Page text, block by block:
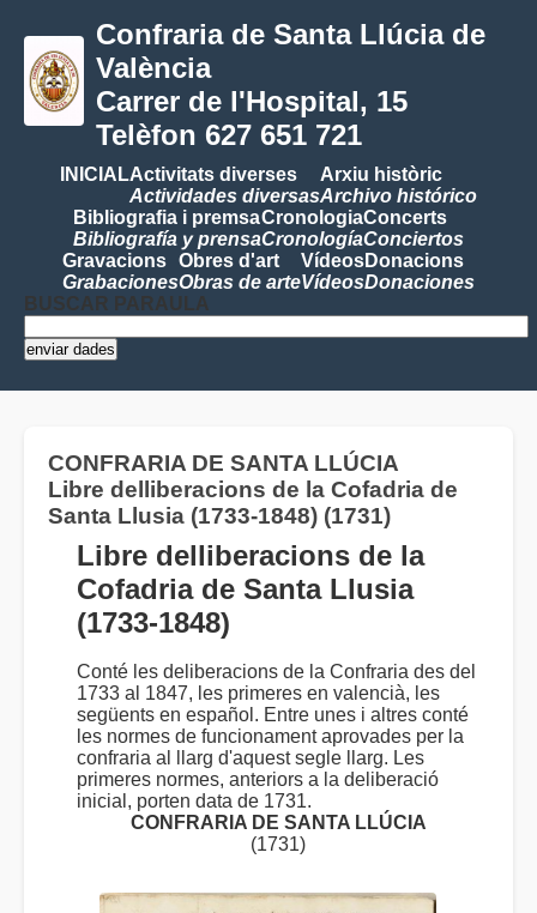
Confraria de Santa Llúcia de
València
Carrer de l'Hospital, 15
Telèfon 627 651 721
INICIALActivitats diverses
Actividades diversas
Arxiu històric
Archivo histórico
Bibliografia i premsa
Bibliografía y prensa
Cronologia
Cronología
Concerts
Conciertos
Gravacions
Grabaciones
Obres d'art
Obras de arte
Vídeos
Vídeos
Donacions
Donaciones
BUSCAR PARAULA
CONFRARIA DE SANTA LLÚCIA
Libre delliberacions de la Cofadria de
Santa Llusia (1733-1848) (1731)
Libre delliberacions de la
Cofadria de Santa Llusia
(1733-1848)
Conté les deliberacions de la Confraria des del
1733 al 1847, les primeres en valencià, les
següents en español. Entre unes i altres conté
les normes de funcionament aprovades per la
confraria al llarg d'aquest segle llarg. Les
primeres normes, anteriors a la deliberació
inicial, porten data de 1731.
CONFRARIA DE SANTA LLÚCIA
(1731)